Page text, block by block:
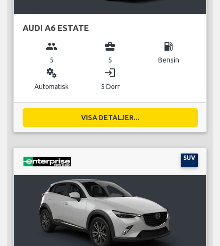
AUDI A6 ESTATE
group
5
business_center
5
local_gas_station
Bensin
miscellaneous_services
Automatisk
login
5 Dörr
VISA DETALJER...
SUV